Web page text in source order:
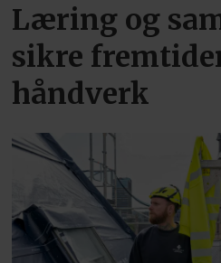
Læring og
sikre
håndverk